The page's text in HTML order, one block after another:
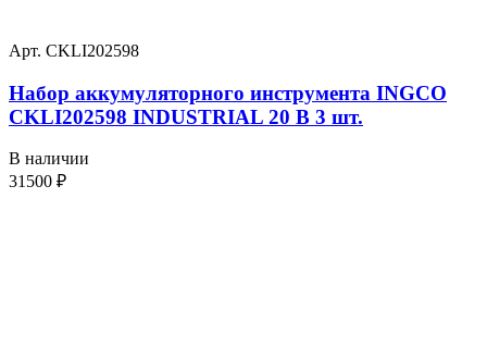
Арт. CKLI202598
Набор аккумуляторного инструмента INGCO
CKLI202598 INDUSTRIAL 20 В 3 шт.
В наличии
31500 ₽